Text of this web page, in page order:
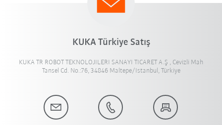
KUKA Türkiye Satış
KUKA TR ROBOT TEKNOLOJILERI SANAYI TICARET A.Ş , Cevizli Mah
Tansel Cd. No.:76, 34846 Maltepe/Istanbul, Türkiye